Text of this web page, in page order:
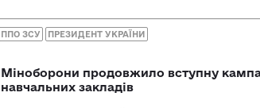
ППО ЗСУ ПРЕЗИДЕНТ УКРАЇНИ
Міноборони продовжило вступну
навчальних закладів